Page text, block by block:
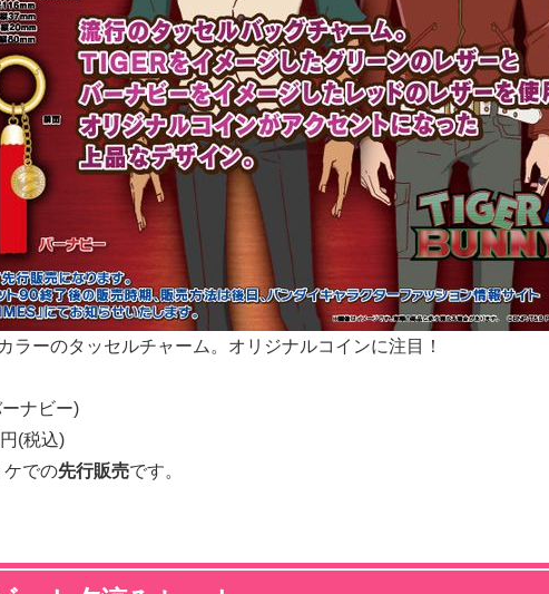
ラーのタッセルチャーム。オリジナルコインに注目！
ナビー)
(税込)
での先行販売です。